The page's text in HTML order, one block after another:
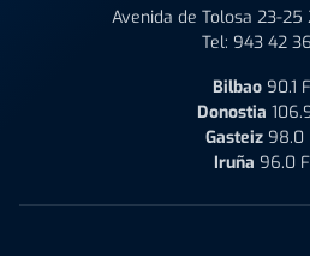
Avenida de Tolosa 23-25
Tel: 943 42
Bilbao 90.1
Donostia
Gasteiz 98.0
Iruña 96.0